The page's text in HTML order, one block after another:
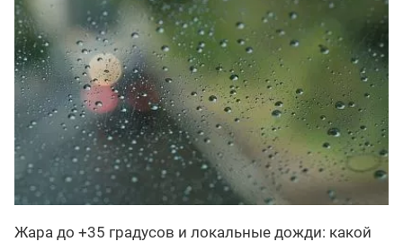
Жара до +35 градусов и локальные дожди: какой